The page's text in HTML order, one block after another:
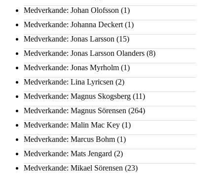
Medverkande: Johan Olofsson (1)
Medverkande: Johanna Deckert (1)
Medverkande: Jonas Larsson (15)
Medverkande: Jonas Larsson Olanders (8)
Medverkande: Jonas Myrholm (1)
Medverkande: Lina Lyricsen (2)
Medverkande: Magnus Skogsberg (11)
Medverkande: Magnus Sörensen (264)
Medverkande: Malin Mac Key (1)
Medverkande: Marcus Bohm (1)
Medverkande: Mats Jengard (2)
Medverkande: Mikael Sörensen (23)